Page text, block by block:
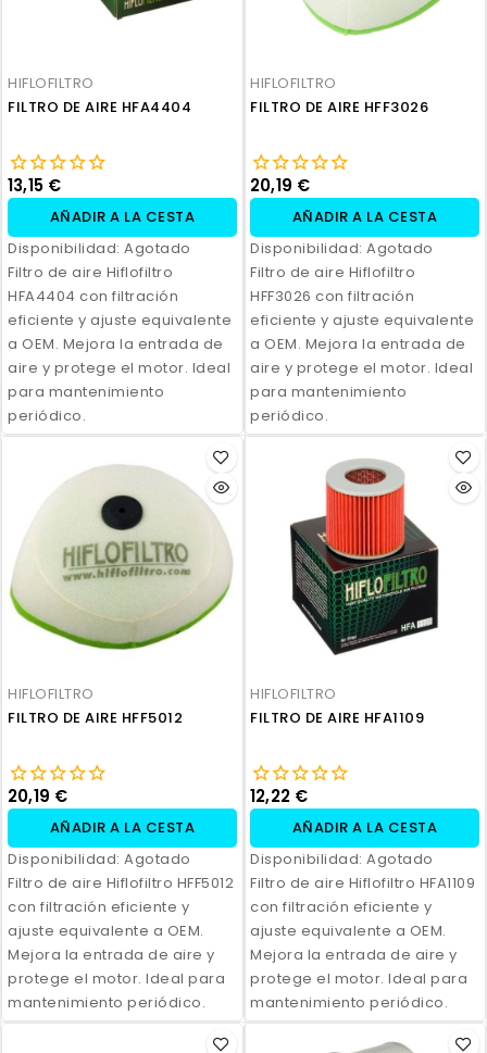
HIFLOFILTRO
FILTRO DE AIRE HFA4404
13,15 €
AÑADIR A LA CESTA
Disponibilidad: Agotado
Filtro de aire Hiflofiltro
HFA4404 con filtración
eficiente y ajuste equivalente
a OEM. Mejora la entrada de
aire y protege el motor. Ideal
para mantenimiento
periódico.
HIFLOFILTRO
FILTRO DE AIRE HFF3026
20,19 €
AÑADIR A LA CESTA
Disponibilidad: Agotado
Filtro de aire Hiflofiltro
HFF3026 con filtración
eficiente y ajuste equivalente
a OEM. Mejora la entrada de
aire y protege el motor. Ideal
para mantenimiento
periódico.
HIFLOFILTRO
FILTRO DE AIRE HFF5012
20,19 €
AÑADIR A LA CESTA
Disponibilidad: Agotado
Filtro de aire Hiflofiltro HFF5012
con filtración eficiente y
ajuste equivalente a OEM.
Mejora la entrada de aire y
protege el motor. Ideal para
mantenimiento periódico.
HIFLOFILTRO
FILTRO DE AIRE HFA1109
12,22 €
AÑADIR A LA CESTA
Disponibilidad: Agotado
Filtro de aire Hiflofiltro HFA1109
con filtración eficiente y
ajuste equivalente a OEM.
Mejora la entrada de aire y
protege el motor. Ideal para
mantenimiento periódico.